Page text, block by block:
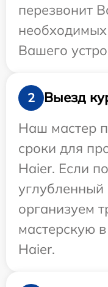
перезвонит
Вашего
2
Выезд
Наш мастер
сроки для
Haier. Если
организуем
мастерскую
Haier.